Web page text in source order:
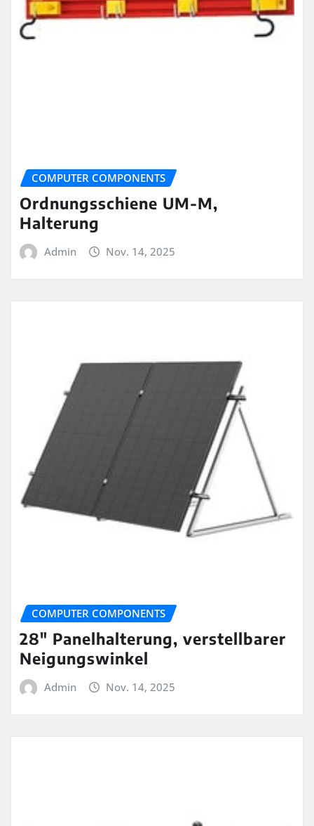
COMPUTER COMPONENTS
Ordnungsschiene UM-M,
Halterung
Admin Nov. 14, 2025
COMPUTER COMPONENTS
28″ Panelhalterung, verstellbarer
Neigungswinkel
Admin Nov. 14, 2025